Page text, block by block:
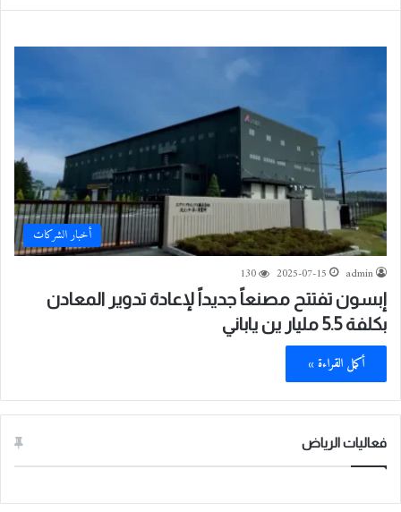
أخبار الشركات
admin
2025-07-15
130
إبسون تفتتح مصنعاً جديداً لإعادة تدوير المعادن
بكلفة 5.5 مليار ين ياباني
أكمل القراءة »
فعاليات الرياض